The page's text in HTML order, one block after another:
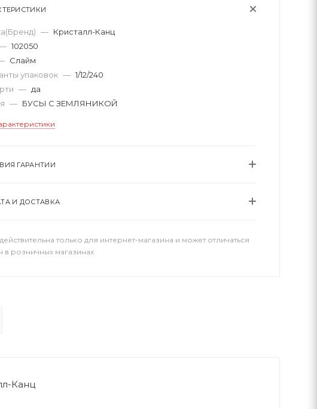
— Кристалл-Канц
102050
Слайм
упаковок — 1/12/240
— да
— БУСЫ С ЗЕМЛЯНИКОЙ
ГАРАНТИИ
И ДОСТАВКА
только для интернет-магазина и может отличаться
в розничных магазинах
Канц